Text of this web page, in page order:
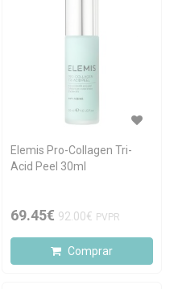
Elemis Pro-Collagen Tri-
Acid Peel 30ml
69.45€ 92.00€ PVPR
Comprar